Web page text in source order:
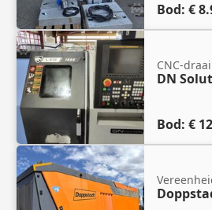
Bod: €
CNC-
DN
Bod: €